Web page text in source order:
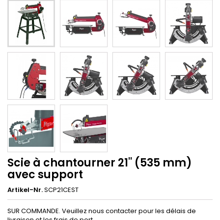
Scie à chantourner 21'' (535 mm)
avec support
Artikel-Nr.SCP21CEST
SUR COMMANDE. Veuillez nous contacter pour les délais de